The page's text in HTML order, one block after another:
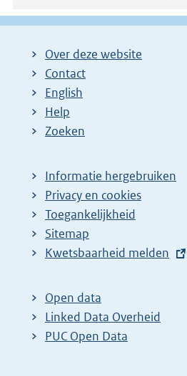
Over deze website
Contact
English
Help
Zoeken
Informatie hergebruiken
Privacy en cookies
Toegankelijkheid
Sitemap
E
t
e
r
Kwetsbaarheid melden
Open data
Linked Data Overheid
PUC Open Data